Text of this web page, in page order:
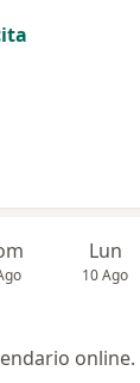
Lun
10 Ago
online.